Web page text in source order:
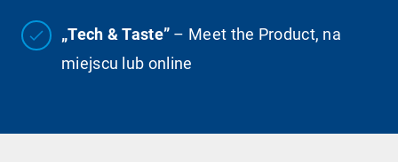
„Tech & Taste” – Meet the Product, na
miejscu lub online